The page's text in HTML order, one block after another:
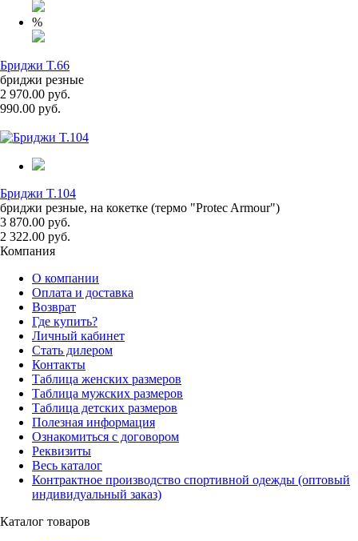
%
Бриджи T.66
бриджи резные
2 970.00 руб.
990.00 руб.
Бриджи T.104
бриджи резные, на кокетке (термо "Protec Armour")
3 870.00 руб.
2 322.00 руб.
Компания
О компании
Оплата и доставка
Возврат
Где купить?
Личный кабинет
Стать дилером
Контакты
Таблица женских размеров
Таблица мужских размеров
Таблица детских размеров
Полезная информация
Ознакомиться с договором
Реквизиты
Весь каталог
Контрактное производство спортивной одежды (оптовый
индивидуальный заказ)
Каталог товаров